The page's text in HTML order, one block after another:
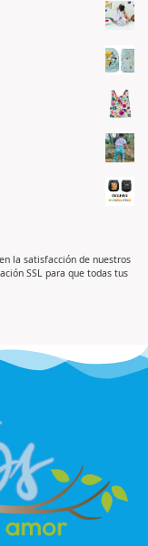
la satisfacción de nuestros
SSL para que todas tus